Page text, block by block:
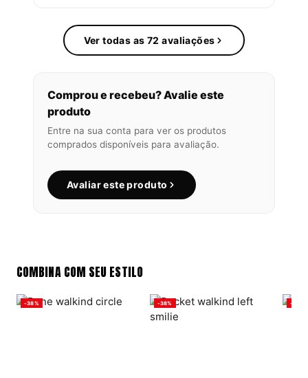
Ver todas as 72 avaliações
Comprou e recebeu? Avalie este
produto
Entre na sua conta para ver os produtos
comprados disponíveis para avaliação.
Avaliar este produto
COMBINA COM SEU ESTILO
-38% -38% -38%